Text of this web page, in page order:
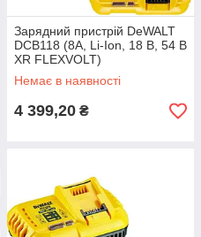
Зарядний пристрій DeWALT
DCB118 (8А, Li-Ion, 18 В, 54 В
XR FLEXVOLT)
Немає в наявності
4 399,20 ₴